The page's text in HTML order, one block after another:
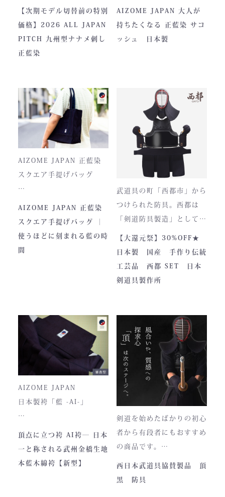
む、現代剣道具の頂点。一
度着けた者にしかわからな
い、“本物”の存在感。ALL
JAPAN PITCHは、全国の
堅牢さ、美しい造形、そし
て驚くほどの機動力。実戦
に必要な「守り」と「動
き」を極限まで高めたこの
一式は、まさに現代剣道具
の完成形と呼ぶにふさわし
い逸品です。余計な装飾を
一切排し、機能美だけを追
求した姿。そこに宿るの
は、全日本武道具が誇
る“実用美”と魂の職人技で
す。
【次期モデル切替前の特別
価格】2026 ALL JAPAN
PITCH 九州型ナナメ刺し
正藍染
本製品は、日本が誇る伝統
素材「正藍染生地」を使用
し、熊本の製作拠点にて一
正藍染ならではの深みある
色合いは、使い込むほどに
風合いが増し、唯一無二の
存在へと変化。
さらに、熊本の熟練職人に
AIZOME JAPAN 大人が
持ちたくなる 正藍染 サコ
ッシュ 日本製
AIZOME JAPAN 正藍染
スクエア手提げバッグ
とってもお洒落な和柄の手
提げバッグです。
内側には2つのポケットが
ついております。
ハンドルの高さ：22cm
■仕様
ファスナー部分にはYKK製
を使用しております。
入荷時期やロットにより、
ファスナーのデザイン・仕
様が一部異なる場合がござ
AIZOME JAPAN 正藍染
スクエア手提げバッグ ｜
使うほどに刻まれる藍の時
間
武道具の町「西都市」から
つけられた防具。西都は
「剣道防具製造」として町
のPRやふるさと納税のた
めに作られました。しかし
全国の販売店様の強い意向
で卸販売を開始すると瞬く
トが町のPRとふるさと納
税ということもあり、高品
質低価格をできるだけ再現
しております。特に籠手は
使いやすいと評判です。
【大還元祭】30%OFF★
日本製 国産 手作り伝統
工芸品 西都 SET 日本
剣道具製作所
AIZOME JAPAN
日本製袴「藍 -AI-」
― 武州正藍染 × 熊本工
場製作 ―
頂点に立つ袴 AI袴― 日本
一と称される武州金橋生地
本藍木綿袴【新型】
剣道を始めたばかりの初心
者から有段者にもおすすめ
の商品です。
【商品内容】
西日本武道具協賛製品 頂
黒 防具